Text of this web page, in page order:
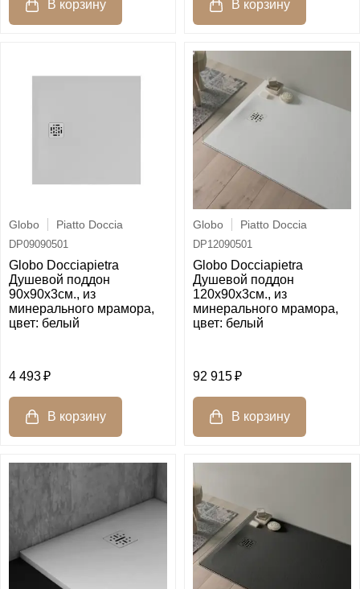
Globo Piatto Doccia
DP09090501
Globo Docciapietra
Душевой поддон
90х90х3см., из
минерального мрамора,
цвет: белый
4 493
Globo Piatto Doccia
DP12090501
Globo Docciapietra
Душевой поддон
120х90х3см., из
минерального мрамора,
цвет: белый
92 915